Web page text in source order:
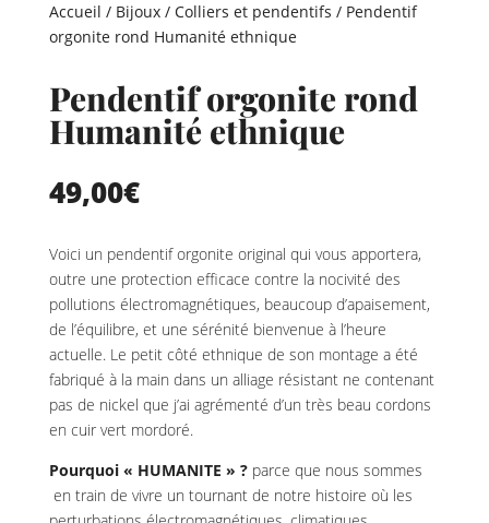
Accueil / Bijoux/ Colliers et pendentifs / Pendentif
orgonite rond Humanité ethnique
Pendentif orgonite rond
Humanité ethnique
49,00€
Voici un pendentif orgonite original qui vous apportera,
outre une protection efficace contre la nocivité des
pollutions électromagnétiques, beaucoup d’apaisement,
de l’équilibre, et une sérénité bienvenue à l’heure
actuelle. Le petit côté ethnique de son montage a été
fabriqué à la main dans un alliage résistant ne contenant
pas de nickel que j’ai agrémenté d’un très beau cordons
en cuir vert mordoré.
Pourquoi « HUMANITE » ?parce que nous sommes
en train de vivre un tournant de notre histoire où les